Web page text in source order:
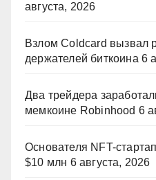
августа, 2026
Взлом Coldcard вызвал
держателей биткоина 6
Два трейдера
мемкоине Robinhood 6
Основателя NFT-
$10 млн 6 августа, 2026